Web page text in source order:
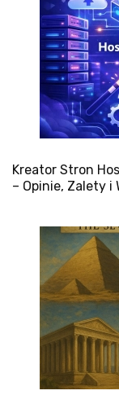
Kreator Stron
– Opinie, Zalety i